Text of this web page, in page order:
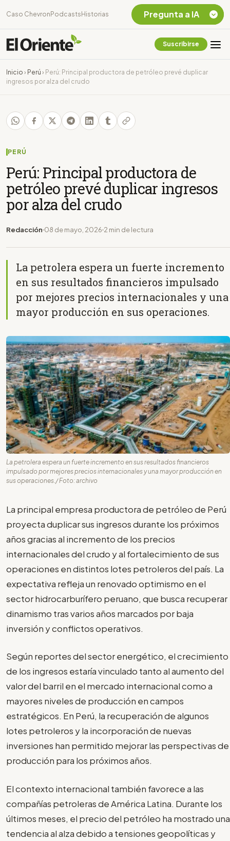
Caso Chevron Podcasts Historias
Suscribirse
Inicio › Perú › Perú: Principal productora de petróleo prevé duplicar
ingresos por alza del crudo
PERÚ
Perú: Principal productora de
petróleo prevé duplicar ingresos
por alza del crudo
Redacción 08 de mayo, 2026 2 min de lectura
La petrolera espera un fuerte incremento
en sus resultados financieros impulsado
por mejores precios internacionales y una
mayor producción en sus operaciones.
La petrolera espera un fuerte incremento en sus resultados financieros
impulsado por mejores precios internacionales y una mayor producción en
sus operaciones./ Foto: archivo
La principal empresa productora de petróleo de Perú
proyecta duplicar sus ingresos durante los próximos
años gracias al incremento de los precios
internacionales del crudo y al fortalecimiento de sus
operaciones en distintos lotes petroleros del país. La
expectativa refleja un renovado optimismo en el
sector hidrocarburífero peruano, que busca recuperar
dinamismo tras varios años marcados por baja
inversión y conflictos operativos.
Según reportes del sector energético, el crecimiento
de los ingresos estaría vinculado tanto al aumento del
valor del barril en el mercado internacional como a
mayores niveles de producción en campos
estratégicos. En Perú, la recuperación de algunos
lotes petroleros y la incorporación de nuevas
inversiones han permitido mejorar las perspectivas de
producción para los próximos años.
El contexto internacional también favorece a las
compañías petroleras de América Latina. Durante los
últimos meses, el precio del petróleo ha mostrado una
tendencia al alza debido a tensiones geopolíticas y
Pregunta a IA
Chevron Ecuador